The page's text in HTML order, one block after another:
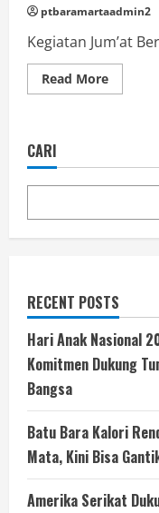
ptbaramartaadmin2
Kegiatan Jum’at
Read More
CARI
RECENT POSTS
Hari Anak Nasional
Komitmen Dukung
Bangsa
Batu Bara Kalori
Mata, Kini Bisa
Amerika Serikat